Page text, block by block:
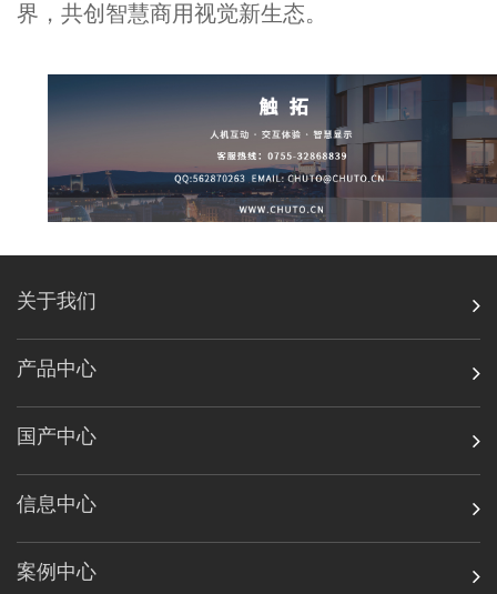
界，共创智慧商用视觉新生态。
关于我们
产品中心
国产中心
信息中心
案例中心